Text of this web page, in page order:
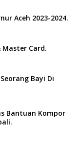
Aceh 2023-2024.
Master Card.
Bayi Di
Bantuan Kompor